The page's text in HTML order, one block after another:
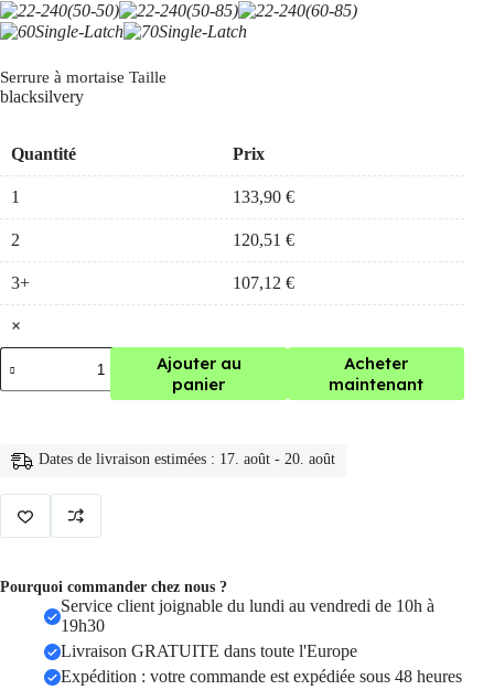
Serrure à mortaise Taille
blacksilvery
Quantité Prix
1 133,90 €
2 120,51 €
3+ 107,12 €
×
quantité
de
serrure
Bluetooth,
avec
carte
NFC
Ajouter au
panier
Acheter
maintenant
Dates de livraison estimées : 17. août - 20. août
Pourquoi commander chez nous ?
Service client joignable du lundi au vendredi de 10h à
19h30
Livraison GRATUITE dans toute l'Europe
Expédition : votre commande est expédiée sous 48 heures